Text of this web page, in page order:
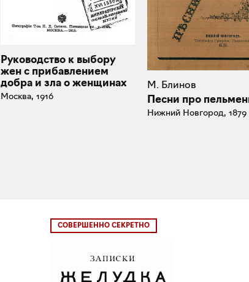
Руководство к выбору
жен с прибавлением
добра и зла о женщинах
Москва, 1916
М. Блинов
Песни про
Нижний Новгород, 1879
СОВЕРШЕННО СЕКРЕТНО